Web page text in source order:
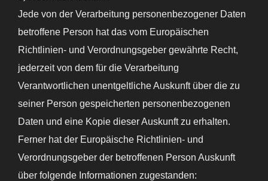
Jede von der Verarbeitung personenbezogener Daten
betroffene Person hat das vom Europäischen
Richtlinien- und Verordnungsgeber gewährte Recht,
jederzeit von dem für die Verarbeitung
Verantwortlichen unentgeltliche Auskunft über die zu
seiner Person gespeicherten personenbezogenen
Daten und eine Kopie dieser Auskunft zu erhalten.
Ferner hat der Europäische Richtlinien- und
Verordnungsgeber der betroffenen Person Auskunft
über folgende Informationen zugestanden: